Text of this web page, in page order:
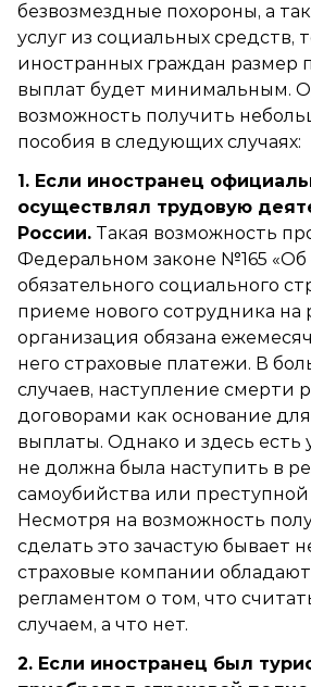
безвозмездные похороны, а
услуг из социальных средств,
иностранных граждан размер
выплат будет минимальным.
возможность получить
пособия в следующих случаях:
1. Если иностранец
осуществлял трудовую
России. Такая возможность
Федеральном законе №165 «Об
обязательного социального
приеме нового сотрудника на
организация обязана
него страховые платежи. В
случаев, наступление смерти
договорами как основание
выплаты. Однако и здесь есть
не должна была наступить в
самоубийства или
Несмотря на возможность
сделать это зачастую бывает
страховые компании
регламентом о том, что
случаем, а что нет.
2. Если иностранец был